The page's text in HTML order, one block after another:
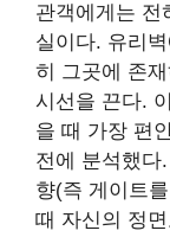
관객에게는 전
실이다. 유리
히 그곳에 존
시선을 끈다.
을 때 가장 편
전에 분석했다
향(즉 게이트
때 자신의 정